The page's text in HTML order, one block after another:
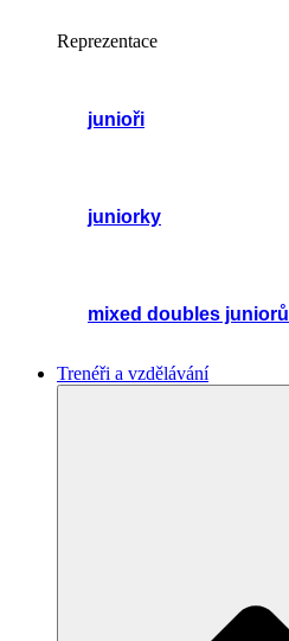
Reprezentace
junioři
juniorky
mixed doubles juniorů
Trenéři a vzdělávání